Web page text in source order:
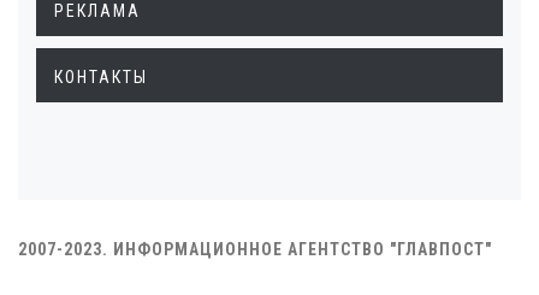
РЕКЛАМА
КОНТАКТЫ
2007-2023. ИНФОРМАЦИОННОЕ АГЕНТСТВО "ГЛАВПОСТ"